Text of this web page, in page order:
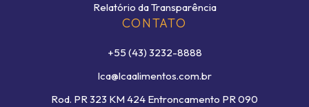
Relatório da Transparência
CONTATO
+55 (43) 3232-8888
lca@lcaalimentos.com.br
Rod. PR 323 KM 424 Entroncamento PR 090